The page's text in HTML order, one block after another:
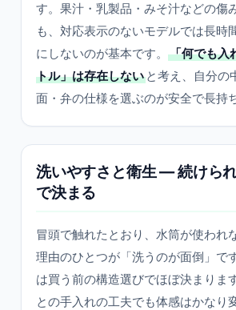
す。果汁・乳製品・みそ汁などの傷
も、対応表示のないモデルでは長時
にしないのが基本です。
「何でも入
トル」は存在しない と考え、自分の
面・弁の仕様を選ぶのが安全で長持
洗いやすさと衛生 — 続けら
で決まる
冒頭で触れたとおり、水筒が使われ
理由のひとつが「洗うのが面倒」で
は買う前の構造選びでほぼ決まりま
との手入れの工夫でも体感はかなり